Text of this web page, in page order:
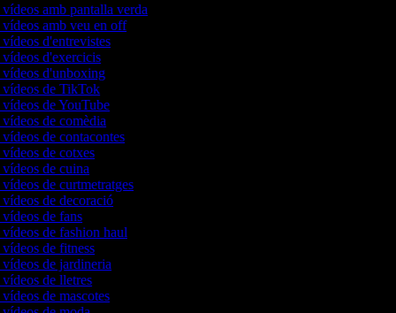
vídeos amb pantalla verda
vídeos amb veu en off
vídeos d'entrevistes
vídeos d'exercicis
vídeos d'unboxing
vídeos de TikTok
vídeos de YouTube
vídeos de comèdia
vídeos de contacontes
vídeos de cotxes
vídeos de cuina
vídeos de curtmetratges
vídeos de decoració
vídeos de fans
vídeos de fashion haul
vídeos de fitness
vídeos de jardineria
vídeos de lletres
vídeos de mascotes